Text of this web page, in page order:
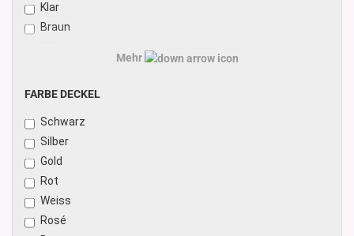
Klar
Braun
Säuremattiert
Naturbraun
Schwarz matt
Mehr
FARBE
FARBE DECKEL
Schwarz
Silber
Gold
Rot
Weiss
Rosé